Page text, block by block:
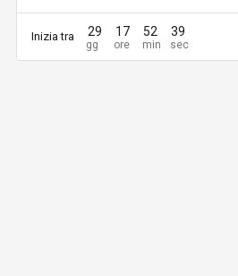
Inizia tra 29 17 52 39